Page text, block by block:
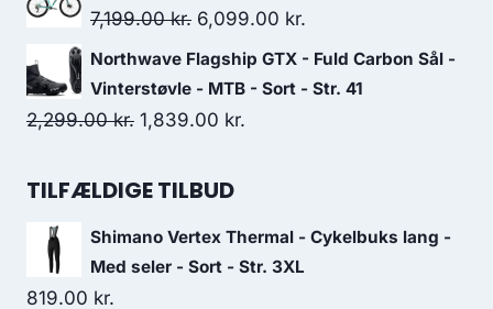
was:
is:
7,199.00kr. Original
price
was:
7,199.00 kr..
6,099.00 kr.
price
is:
Northwave Flagship GTX - Fuld Carbon Sål -
Vinterstøvle - MTB - Sort - Str. 41
2,299.00kr. Original
was:
1,839.00 kr.
TILFÆLDIGE TILBUD
Shimano Vertex Thermal - Cykelbuks lang -
Med seler - Sort - Str. 3XL
819.00 kr.